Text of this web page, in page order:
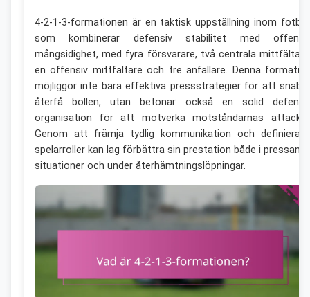
4-2-1-3-formationen är en taktisk uppställning inom
som kombinerar defensiv stabilitet med
mångsidighet, med fyra försvarare, två centrala
en offensiv mittfältare och tre anfallare. Denna
möjliggör inte bara effektiva pressstrategier för att
återfå bollen, utan betonar också en solid
organisation för att motverka motståndarnas
Genom att främja tydlig kommunikation och
spelarroller kan lag förbättra sin prestation både i
situationer och under återhämtningslöpningar.